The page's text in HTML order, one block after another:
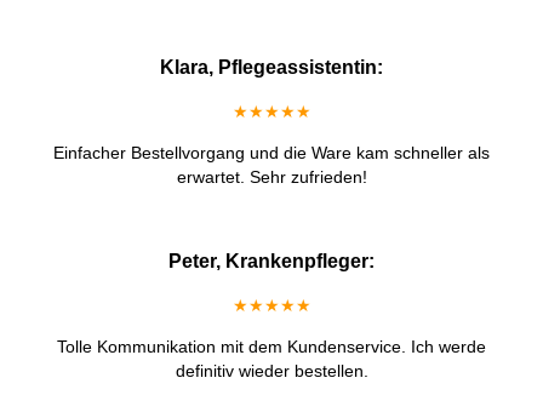
Klara, Pflegeassistentin:
★★★★★
Einfacher Bestellvorgang und die Ware kam schneller als
erwartet. Sehr zufrieden!
Peter, Krankenpfleger:
★★★★★
Tolle Kommunikation mit dem Kundenservice. Ich werde
definitiv wieder bestellen.